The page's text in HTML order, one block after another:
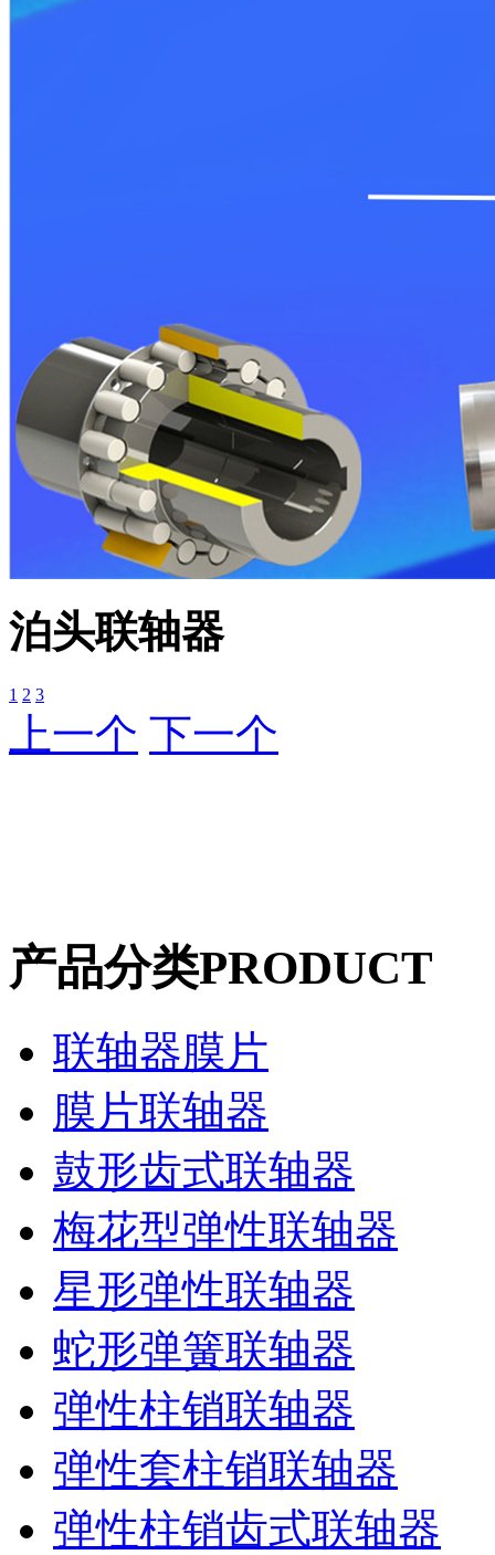
泊头联轴器
1 2 3
上一个 下一个
产品分类PRODUCT
联轴器膜片
膜片联轴器
鼓形齿式联轴器
梅花型弹性联轴器
星形弹性联轴器
蛇形弹簧联轴器
弹性柱销联轴器
弹性套柱销联轴器
弹性柱销齿式联轴器